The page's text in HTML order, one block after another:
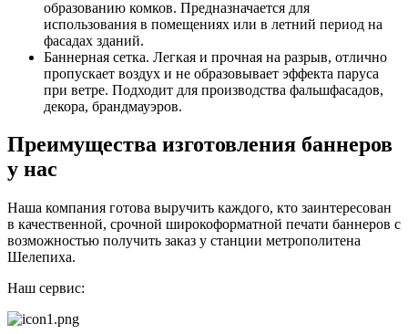
образованию комков. Предназначается для
использования в помещениях или в летний период на
фасадах зданий.
Баннерная сетка. Легкая и прочная на разрыв, отлично
пропускает воздух и не образовывает эффекта паруса
при ветре. Подходит для производства фальшфасадов,
декора, брандмауэров.
Преимущества изготовления баннеров
у нас
Наша компания готова выручить каждого, кто заинтересован
в качественной, срочной широкоформатной печати баннеров с
возможностью получить заказ у станции метрополитена
Шелепиха.
Наш сервис: